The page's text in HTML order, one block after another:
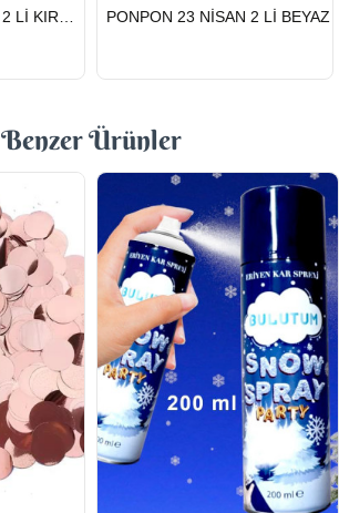
PONPON 23 NİSAN 2 Lİ KIRMIZI
HIZLI
GÖNDERİ
PONPON 23 NİSAN 2 Lİ BEYAZ
Benzer Ürünler